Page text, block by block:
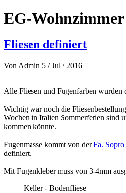
EG-Wohnzimmer
Fliesen definiert
Von Admin 5 / Jul / 2016
Alle Fliesen und Fugenfarben wurden
Wichtig war noch die
Wochen in Italien Sommerferien sind
kommen könnte.
Fugenmasse kommt von derFa. Sopro
definiert.
Mit Fugenkleber muss von 3-4mm
Keller - Bodenfliese